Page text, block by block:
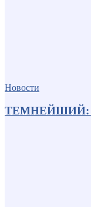
Новости
ТЕМНЕЙШИЙ: